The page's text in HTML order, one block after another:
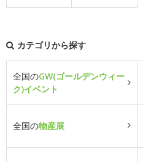
カテゴリから探す
全国のGW(ゴールデンウィー
ク)イベント
全国の物産展